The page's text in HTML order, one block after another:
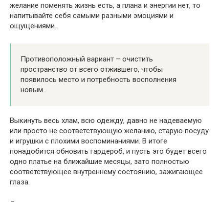
желание поменять жизнь есть, а плана и энергии нет, то
напитывайте себя самыми разными эмоциями и
ощущениями.
Противоположный вариант – очистить
пространство от всего отжившего, чтобы
появилось место и потребность восполнения
новым.
Выкинуть весь хлам, всю одежду, давно не надеваемую
или просто не соответствующую желанию, старую посуду
и игрушки с плохими воспоминаниями. В итоге
понадобится обновить гардероб, и пусть это будет всего
одно платье на ближайшие месяцы, зато полностью
соответствующее внутреннему состоянию, зажигающее
глаза.